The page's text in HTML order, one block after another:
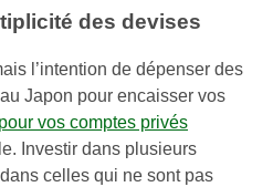
des devises
l’intention de dépenser des
Japon pour encaisser vos
vos comptes privés
Investir dans plusieurs
celles qui ne sont pas